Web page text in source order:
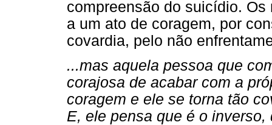
compreensão do suicídio.
a um ato de coragem, por
covardia, pelo não
...mas aquela pessoa que
corajosa de acabar com a
coragem e ele se torna tão
E, ele pensa que é o